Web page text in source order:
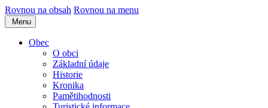
Rovnou na obsah Rovnou na menu
Menu
Obec
O obci
Základní údaje
Historie
Kronika
Pamětihodnosti